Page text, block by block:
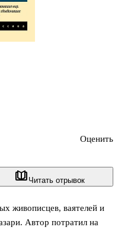
Читать отрывок
живописцев, ваятелей и
Автор потратил на
Оценить